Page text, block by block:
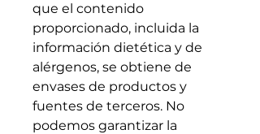
que el contenido
proporcionado, incluida la
información dietética y de
alérgenos, se obtiene de
envases de productos y
fuentes de terceros. No
podemos garantizar la